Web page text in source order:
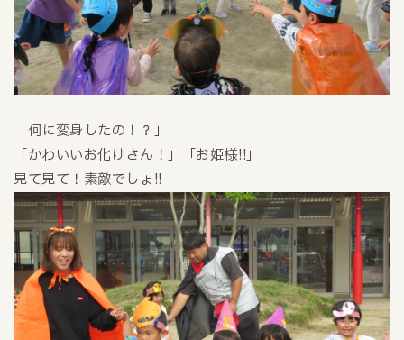
「何に変身したの！？」
「かわいいお化けさん！」「お姫様!!」
見て見て！素敵でしょ!!